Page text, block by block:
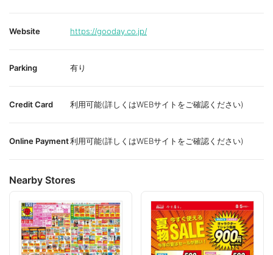
Website https://gooday.co.jp/
Parking 有り
Credit Card 利用可能(詳しくはWEBサイトをご確認ください)
Online Payment利用可能(詳しくはWEBサイトをご確認ください)
Nearby Stores